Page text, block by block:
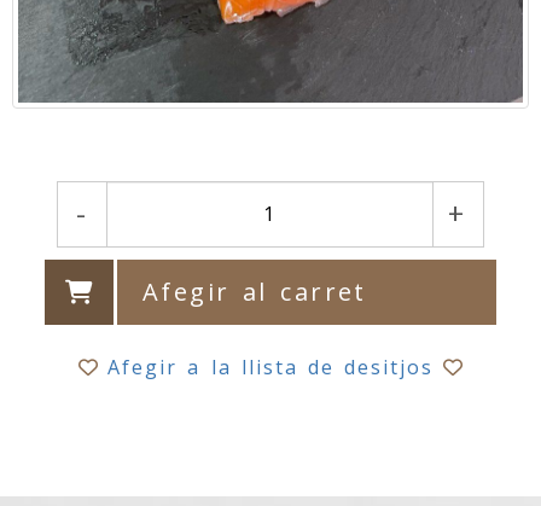
- +
Afegir al carret
Afegir a la llista de desitjos